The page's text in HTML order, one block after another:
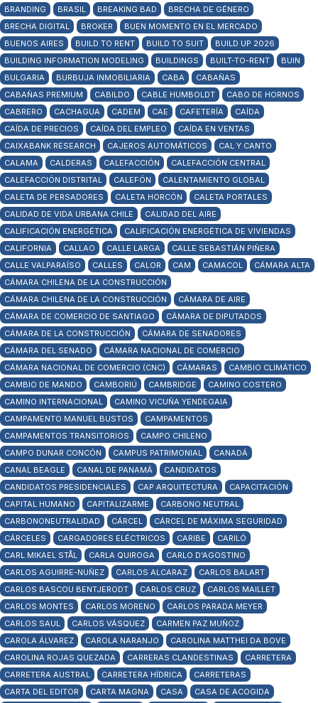
BRANDING
BRASIL BREAKING BAD
BRECHA DE GÉNERO
BRECHA DIGITAL
BROKER
BUEN MOMENTO EN EL MERCADO
BUENOS AIRES
BUILD TO RENT BUILD TO SUIT
BUILD UP 2026
BUILDING INFORMATION MODELING
BUILDINGS BUILT-TO-RENT
BUIN
BULGARIA
BURBUJA INMOBILIARIA CABA
CABAÑAS
CABAÑAS PREMIUM
CABILDO CABLE HUMBOLDT
CABO DE HORNOS
CABRERO
CACHAGUA CADEM CAE CAFETERÍA
CAÍDA
CAÍDA DE PRECIOS
CAÍDA DEL EMPLEO
CAÍDA EN VENTAS
CAIXABANK RESEARCH
CAJEROS AUTOMÁTICOS
CAL Y CANTO
CALAMA
CALDERAS CALEFACCIÓN
CALEFACCIÓN CENTRAL
CALEFACCIÓN DISTRITAL
CALEFÓN
CALENTAMIENTO GLOBAL
CALETA DE PERSADORES
CALETA HORCÓN
CALETA PORTALES
CALIDAD DE VIDA URBANA CHILE
CALIDAD DEL AIRE
CALIFICACIÓN ENERGÉTICA
CALIFICACIÓN ENERGÉTICA DE VIVIENDAS
CALIFORNIA
CALLAO CALLE LARGA
CALLE SEBASTIÁN PIÑERA
CALLE VALPARAÍSO
CALLES CALOR CAM CAMACOL
CÁMARA ALTA
CÁMARA CHILENA DE LA CONSTRUCCIÓN
CÁMARA CHILENA DE LA CONSTRUCCIÓN
CÁMARA DE AIRE
CÁMARA DE COMERCIO DE SANTIAGO
CÁMARA DE DIPUTADOS
CÁMARA DE LA CONSTRUCCIÓN
CÁMARA DE SENADORES
CÁMARA DEL SENADO
CÁMARA NACIONAL DE COMERCIO
CÁMARA NACIONAL DE COMERCIO (CNC)
CÁMARAS
CAMBIO CLIMÁTICO
CAMBIO DE MANDO
CAMBORIÚ CAMBRIDGE
CAMINO COSTERO
CAMINO INTERNACIONAL
CAMINO VICUÑA YENDEGAIA
CAMPAMENTO MANUEL BUSTOS
CAMPAMENTOS
CAMPAMENTOS TRANSITORIOS
CAMPO CHILENO
CAMPO DUNAR CONCÓN
CAMPUS PATRIMONIAL
CANADÁ
CANAL BEAGLE
CANAL DE PANAMÁ
CANDIDATOS
CANDIDATOS PRESIDENCIALES
CAP ARQUITECTURA
CAPACITACIÓN
CAPITAL HUMANO
CAPITALIZARME
CARBONO NEUTRAL
CARBONONEUTRALIDAD
CÁRCEL
CÁRCEL DE MÁXIMA SEGURIDAD
CÁRCELES
CARGADORES ELÉCTRICOS CARIBE
CARILÓ
CARL MIKAEL STÅL
CARLA QUIROGA
CARLO D'AGOSTINO
CARLOS AGUIRRE-NUÑEZ
CARLOS ALCARAZ
CARLOS BALART
CARLOS BASCOU BENTJERODT
CARLOS CRUZ
CARLOS MAILLET
CARLOS MONTES
CARLOS MORENO
CARLOS PARADA MEYER
CARLOS SAUL
CARLOS VÁSQUEZ
CARMEN PAZ MUÑOZ
CAROLA ÁLVAREZ
CAROLA NARANJO
CAROLINA MATTHEI DA BOVE
CAROLINA ROJAS QUEZADA
CARRERAS CLANDESTINAS
CARRETERA
CARRETERA AUSTRAL
CARRETERA HÍDRICA
CARRETERAS
CARTA DEL EDITOR
CARTA MAGNA CASA
CASA DE ACOGIDA